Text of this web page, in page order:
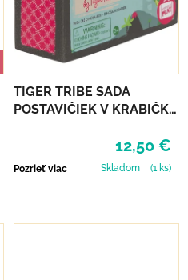
TIGER TRIBE SADA
POSTAVIČIEK V KRABIČKE
12,50 €
Pozrieť viac Skladom (1 ks)